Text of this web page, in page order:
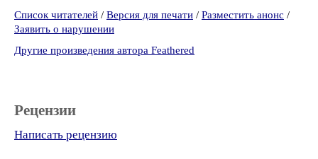
Список читателей / Версия для печати / Разместить анонс /
Заявить о нарушении
Другие произведения автора Feathered
Рецензии
Написать рецензию